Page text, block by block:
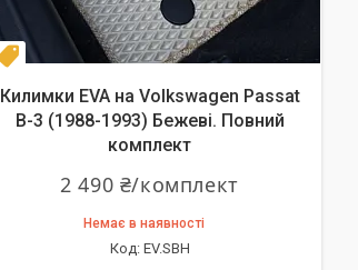
Комплект
Килимки EVA на Volkswagen Passat
B-3 (1988-1993) Бежеві. Повний
комплект
2 490 ₴/комплект
Немає в наявності
EV.SBH